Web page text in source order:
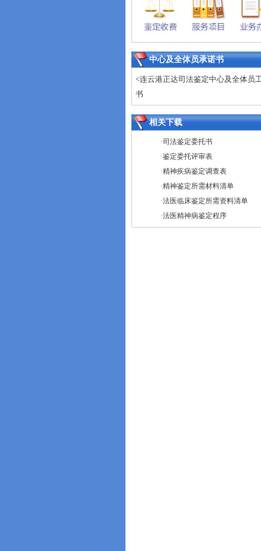
中心及全体员承诺书
<连云港正达司法鉴定中心及全体员
书
相关下载
·司法鉴定委托书
·鉴定委托评审表
·精神疾病鉴定调查表
·精神鉴定所需材料清单
·法医临床鉴定所需资料清单
·法医精神病鉴定程序